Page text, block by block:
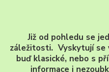
Již od pohledu se
záležitosti. Vyskytují se
buď klasické, nebo s
informace i